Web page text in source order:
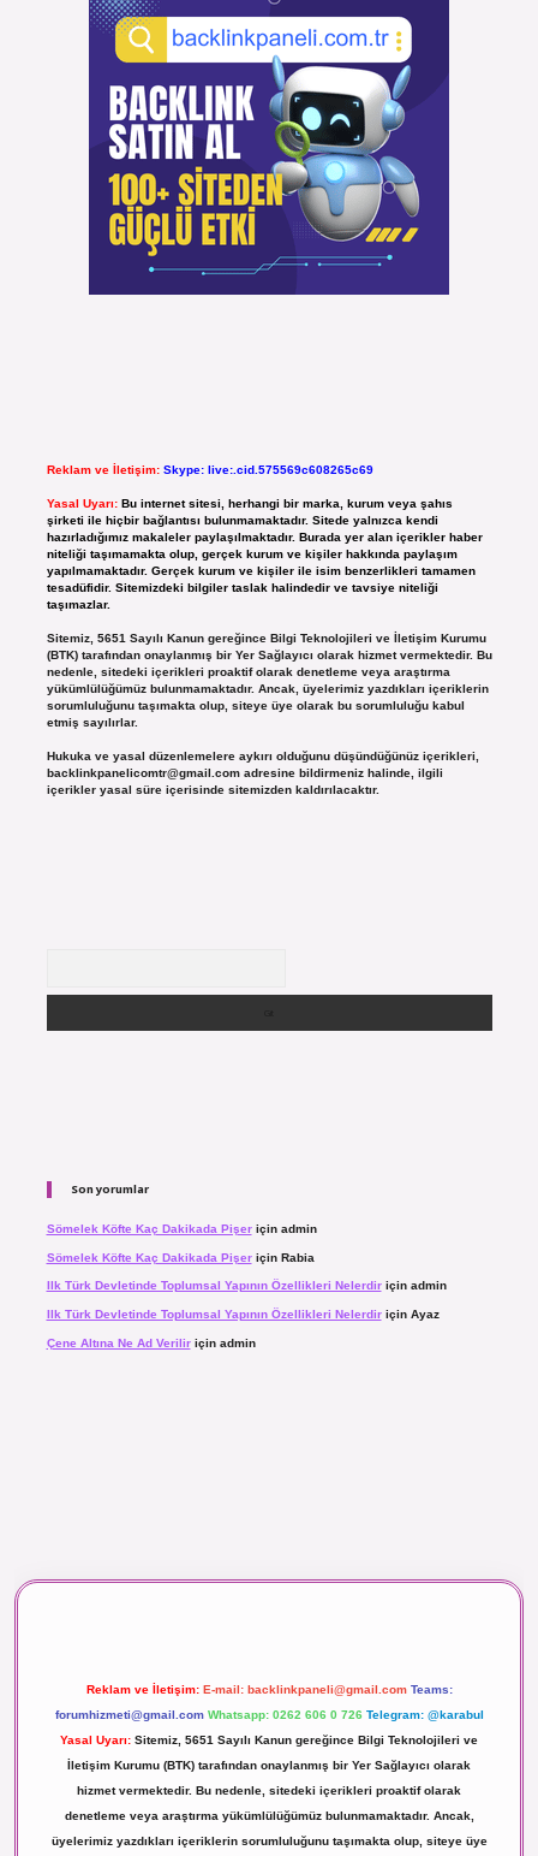
Reklam ve İletişim: Skype: live:.cid.575569c608265c69
Yasal Uyarı: Bu internet sitesi, herhangi bir marka, kurum veya şahıs
şirketi ile hiçbir bağlantısı bulunmamaktadır. Sitede yalnızca kendi
hazırladığımız makaleler paylaşılmaktadır. Burada yer alan içerikler haber
niteliği taşımamakta olup, gerçek kurum ve kişiler hakkında paylaşım
yapılmamaktadır. Gerçek kurum ve kişiler ile isim benzerlikleri tamamen
tesadüfidir. Sitemizdeki bilgiler taslak halindedir ve tavsiye niteliği
taşımazlar.
Sitemiz, 5651 Sayılı Kanun gereğince Bilgi Teknolojileri ve İletişim Kurumu
(BTK) tarafından onaylanmış bir Yer Sağlayıcı olarak hizmet vermektedir. Bu
nedenle, sitedeki içerikleri proaktif olarak denetleme veya araştırma
yükümlülüğümüz bulunmamaktadır. Ancak, üyelerimiz yazdıkları içeriklerin
sorumluluğunu taşımakta olup, siteye üye olarak bu sorumluluğu kabul
etmiş sayılırlar.
Hukuka ve yasal düzenlemelere aykırı olduğunu düşündüğünüz içerikleri,
backlinkpanelicomtr@gmail.comadresine bildirmeniz halinde, ilgili
içerikler yasal süre içerisinde sitemizden kaldırılacaktır.
Son yorumlar
Sömelek Köfte Kaç Dakikada Pişeriçin admin
Sömelek Köfte Kaç Dakikada Pişeriçin Rabia
Ilk Türk Devletinde Toplumsal Yapının Özellikleri Nelerdiriçin admin
Ilk Türk Devletinde Toplumsal Yapının Özellikleri Nelerdiriçin Ayaz
Çene Altına Ne Ad Veriliriçin admin
Reklam ve İletişim: E-mail: backlinkpaneli@gmail.com Teams:
forumhizmeti@gmail.com Whatsapp: 0262 606 0 726 Telegram: @karabul
Yasal Uyarı: Sitemiz, 5651 Sayılı Kanun gereğince Bilgi Teknolojileri ve
İletişim Kurumu (BTK) tarafından onaylanmış bir Yer Sağlayıcı olarak
hizmet vermektedir. Bu nedenle, sitedeki içerikleri proaktif olarak
denetleme veya araştırma yükümlülüğümüz bulunmamaktadır. Ancak,
üyelerimiz yazdıkları içeriklerin sorumluluğunu taşımakta olup, siteye üye